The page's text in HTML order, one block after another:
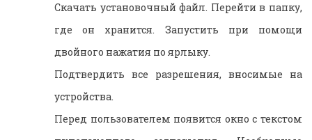
Скачать установочный файл. Перейти в папку,
где он хранится. Запустить при помощи
двойного нажатия по ярлыку.
Подтвердить все разрешения, вносимые на
устройства.
Перед пользователем появится окно с текстом